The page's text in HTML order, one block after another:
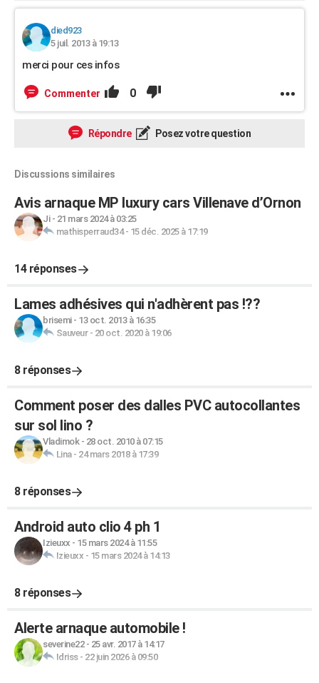
died923
5 juil. 2013 à 19:13
merci pour ces infos
Commenter 0
Répondre Posez votre question
Discussions similaires
Avis arnaque MP luxury cars Villenave d’Ornon
Ji- 21 mars 2024 à 03:25
mathisperraud34- 15 déc. 2025 à 17:19
14 réponses
Lames adhésives qui n'adhèrent pas !??
brisemi- 13 oct. 2013 à 16:35
Sauveur- 20 oct. 2020 à 19:06
8 réponses
Comment poser des dalles PVC autocollantes
sur sol lino ?
Vladimok- 28 oct. 2010 à 07:15
Lina- 24 mars 2018 à 17:39
8 réponses
Android auto clio 4 ph 1
Izieuxx - 15 mars 2024 à 11:55
Izieuxx - 15 mars 2024 à 14:13
8 réponses
Alerte arnaque automobile !
severine22- 25 avr. 2017 à 14:17
Idriss- 22 juin 2026 à 09:50